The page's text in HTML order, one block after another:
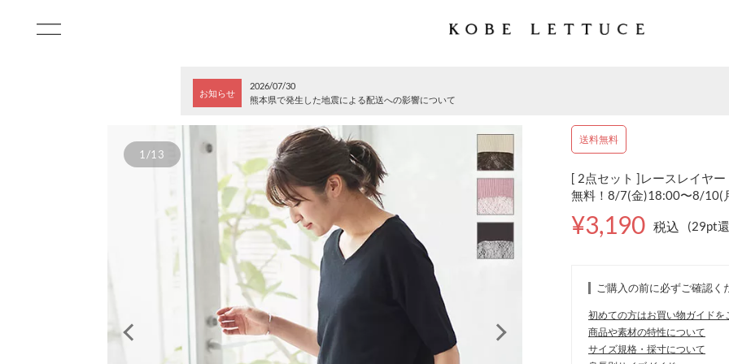
お知らせ
2026/07/30
熊本県で発生した地震による配送への影響について
1/13
送料無料
[ 2点セット ]レースレイヤ
無料！8/7(金)18:00〜8/10(
¥3,190 税込 (29pt
ご購入の前に必ずご確認く
初めての方はお買い物ガイドを
商品や素材の特性について
サイズ規格・採寸について